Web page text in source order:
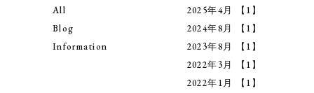
All
Blog
Information
2025年4月
【1】
2024年8月
【1】
2023年8月
【1】
2022年3月
【1】
2022年1月
【1】